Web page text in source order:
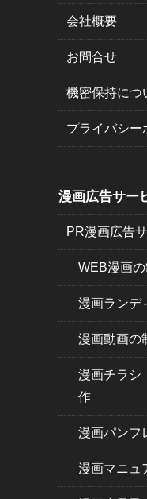
会社概要
お問合せ
機密保持につ
プライバシー
漫画広告サー
PR漫画広告
WEB漫画
漫画ランデ
漫画動画の
漫画チラシ
作
漫画パンフ
漫画マニュ